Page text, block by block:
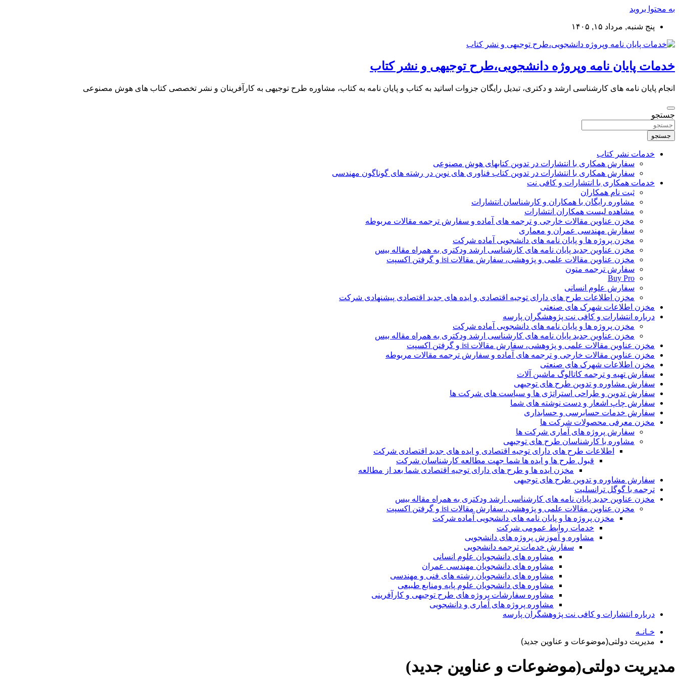
به محتوا بروید
پنج شنبه, مرداد ۱۵, ۱۴۰۵
خدمات پایان نامه وپروژه دانشجویی،طرح توجیهی و نشر کتاب
انجام پایان نامه های کارشناسی ارشد و دکتری، تبدیل رایگان جزوات اساتید به کتاب و پایان نامه به کتاب، مشاوره طرح توجیهی به کارآفرینان و نشر تخصصی کتاب های هوش مصنوعی
جستجو
جستجو
خدمات نشر کتاب
سفارش همکاری با انتشارات در تدوین کتابهای هوش مصنوعی
سفارش همکاری با انتشارات در تدوین کتاب فناوری های نوین در رشته های گوناگون مهندسی
خدمات همکاری با انتشارات و کافی نت
ثبت نام همکاران
مشاوره رایگان با همکاران و کارشناسان انتشارات
مشاهده لیست همکاران انتشارات
مخزن عناوین مقالات خارجی و ترجمه های آماده و سفارش ترجمه مقالات مربوطه
سفارش مهندسی عمران و معماری
مخزن پروژه ها و پایان نامه های دانشجویی آماده شرکت
مخزن عناوین جدید پایان نامه های کارشناسی ارشد ودکتری به همراه مقاله بیس
مخزن عناوین مقالات علمی و پژوهشی، سفارش مقالات isi و گرفتن اکسپت
سفارش ترجمه متون
Buy Pro
سفارش علوم انسانی
مخزن اطلاعات طرح های دارای توجیه اقتصادی و ایده های جدید اقتصادی پیشنهادی شرکت
مخزن اطلاعات شهرک های صنعتی
درباره انتشارات و کافی نت پژوهشگران پارسه
مخزن پروژه ها و پایان نامه های دانشجویی آماده شرکت
مخزن عناوین جدید پایان نامه های کارشناسی ارشد ودکتری به همراه مقاله بیس
مخزن عناوین مقالات علمی و پژوهشی، سفارش مقالات isi و گرفتن اکسپت
مخزن عناوین مقالات خارجی و ترجمه های آماده و سفارش ترجمه مقالات مربوطه
مخزن اطلاعات شهرک های صنعتی
سفارش تهیه و ترجمه کاتالوگ ماشین آلات
سفارش مشاوره و تدوین طرح های توجیهی
سفارش تدوین و طراحی استراتژی ها و سیاست های شرکت ها
سفارش چاپ اشعار و دست نوشته های شما
سفارش خدمات حسابرسی و حسابداری
مخزن معرفی محصولات شرکت ها
سفارش پروژه های آماری شرکت ها
مشاوره با کارشناسان طرح های توجیهی
اطلاعات طرح های دارای توجیه اقتصادی و ایده های جدید اقتصادی شرکت
قبول طرح ها و ایده ها شما جهت مطالعه کارشناسان شرکت
مخزن ایده ها و طرح های دارای توجیه اقتصادی شما بعد از مطالعه
سفارش مشاوره و تدوین طرح های توجیهی
ترجمه با گوگل ترانسلیت
مخزن عناوین جدید پایان نامه های کارشناسی ارشد ودکتری به همراه مقاله بیس
مخزن عناوین مقالات علمی و پژوهشی، سفارش مقالات isi و گرفتن اکسپت
مخزن پروژه ها و پایان نامه های دانشجویی آماده شرکت
خدمات روابط عمومی شرکت
مشاوره و آموزش پروژه های دانشجویی
سفارش خدمات ترجمه دانشجویی
مشاوره های دانشجویان علوم انسانی
مشاوره های دانشجویان مهندسی عمران
مشاوره های دانشجویان رشته های فنی و مهندسی
مشاوره های دانشجویان علوم پایه ومنابع طبیعی
مشاوره سفارشات پروژه های طرح توجیهی و کارآفرینی
مشاوره پروژه های آماری و دانشجویی
درباره انتشارات و کافی نت پژوهشگران پارسه
خـانـه
مدیریت دولتی(موضوعات و عناوین جدید)
مدیریت دولتی(موضوعات و عناوین جدید)